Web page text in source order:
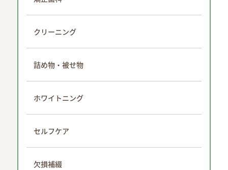
クリーニング
詰め物・被せ物
ホワイトニング
セルフケア
欠損補綴